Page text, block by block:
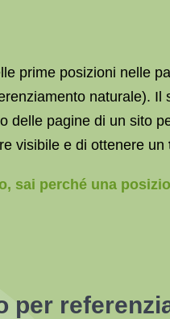
prime posizioni nelle
naturale).
delle pagine di un sito
visibile e di ottenere un
sai perché una
per